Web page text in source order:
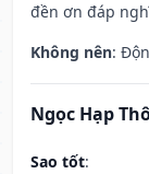
đền ơn đáp
Không nên:
Ngọc Hạp
Sao tốt: